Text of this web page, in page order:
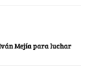
Mejía para luchar